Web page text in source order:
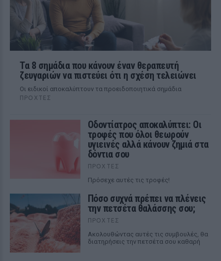
Τα 8 σημάδια που κάνουν έναν θεραπευτή
ζευγαριών να πιστεύει ότι η σχέση τελειώνει
Οι ειδικοί αποκαλύπτουν τα προειδοποιητικά σημάδια
ΠΡΟΧΤΈΣ
Οδοντίατρος αποκαλύπτει: Οι
τροφές που όλοι θεωρούν
υγιεινές αλλά κάνουν ζημιά στα
δόντια σου
ΠΡΟΧΤΈΣ
Πρόσεχε αυτές τις τροφές!
Πόσο συχνά πρέπει να πλένεις
την πετσέτα θαλάσσης σου;
ΠΡΟΧΤΈΣ
Ακολουθώντας αυτές τις συμβουλές, θα
διατηρήσεις την πετσέτα σου καθαρή